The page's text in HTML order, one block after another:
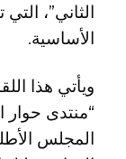
الثاني”،
الأساسية.
ويأتي هذا